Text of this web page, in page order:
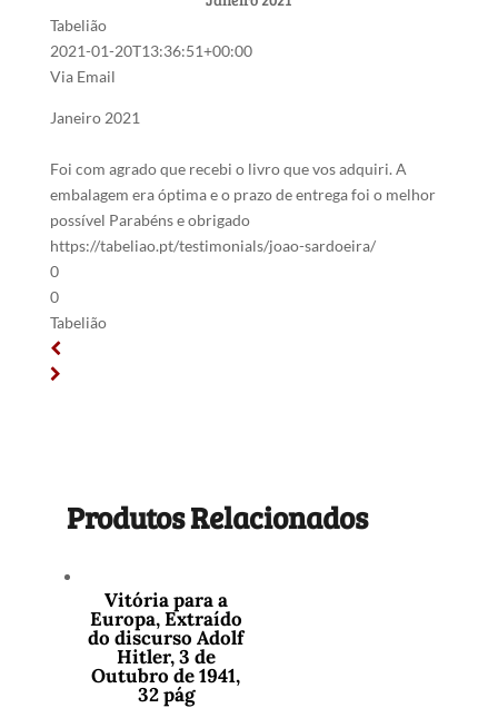
Tabelião
2021-01-20T13:36:51+00:00
Via Email
Janeiro 2021
Foi com agrado que recebi o livro que vos adquiri. A
embalagem era óptima e o prazo de entrega foi o melhor
possível Parabéns e obrigado
https://tabeliao.pt/testimonials/joao-sardoeira/
0
0
Tabelião
Produtos Relacionados
Vitória para a
Europa, Extraído
do discurso Adolf
Hitler, 3 de
Outubro de 1941,
32 pág